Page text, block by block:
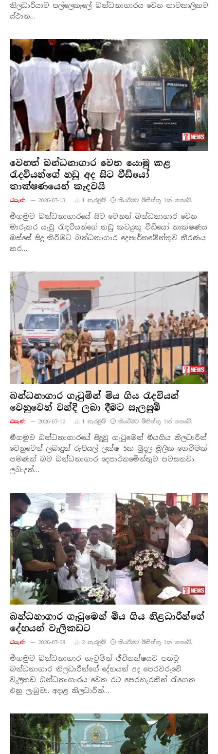
නිලධාරියාව පල්ලෙකැලේ බන්ධනාගාරය වෙත තාවකාලිකව
ස්ථාන…
වෙනත් බන්ධනාගාර වෙත යොමු කළ
රැදවියන්ගේ නඩු අද සිට වීඩියෝ
තාක්ෂණයෙන් කැදවයි
එසැණ 2026-07-13 1 නැරඹු​ම් කියවීමට මිනිත්තු 1ක් ගතවේ.
මීගමුව බන්ධනාගාරයේ සිට වෙනත් බන්ධනාගාර වෙත
මාරුකර යැවු රැඳවියන්ගේ නඩු කටයුතු වීඩියෝ තාක්ෂණය
ඔස්සේ සිදු කිරීමට බන්ධනාගාර දෙපාර්තමේන්තුව තීරණය
කර…
බන්ධනාගාර ගැටුමින් මිය ගිය රැදවියන්
වෙනුවෙන් වන්දි ලබා දීමට සැලසුම්
එසැණ 2026-07-12 1 නැරඹු​ම් කියවීමට මිනිත්තු 1ක් ගතවේ.
මීගමුව බන්ධනාගාරයේ සිදුවූ ගැටුමෙන් මියගිය නිලධාරීන්
වෙනුවෙන් ලබාදුන් රුපියල් ලක්ෂ 5ක මුදල මූලික ගෙවීමක්
පමණක් බව බන්ධනාගාර දෙපාර්තමේන්තුව පවසනවා.
ලබාදුන්…
බන්ධනාගාර ගැටුමෙන් මිය ගිය නිළධාරීන්ගේ
දේහයන් වැලිකඩට
එසැණ 2026-07-08 2 නැරඹු​ම් කියවීමට මිනිත්තු 1ක් ගතවේ.
මීගමුව බන්ධනාගාර ගැටුමින් ජීවිතක්ෂයට පත්වූ
බන්ධනාගාර නිලධාරීන්ගේ දේහයන් අද පෙරවරුවේ
වැලිකඩ බන්ධනාගාරය වෙත රථ පෙරහැරකින් රැගෙන
එනු ලැබුවා. අදාළ නිලධාරීන්…